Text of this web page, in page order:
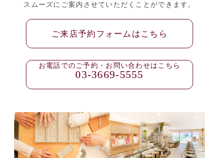
スムーズにご案内させていただくことができます。
ご来店予約フォームはこちら
お電話でのご予約・お問い合わせはこちら
03-3669-5555